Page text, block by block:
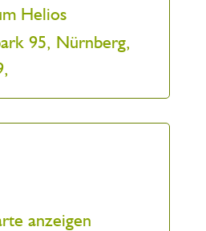
Helios
95, Nürnberg,
anzeigen